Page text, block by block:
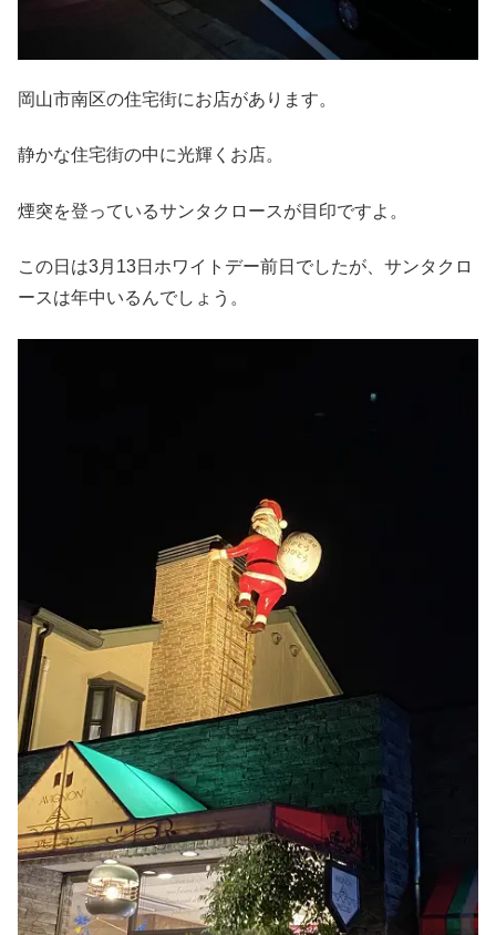
岡山市南区の住宅街にお店があります。
静かな住宅街の中に光輝くお店。
煙突を登っているサンタクロースが目印ですよ。
この日は3月13日ホワイトデー前日でしたが、サンタクロ
ースは年中いるんでしょう。